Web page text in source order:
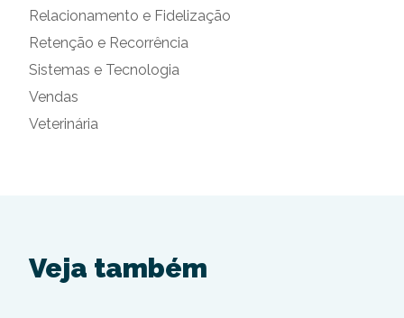
Relacionamento e Fidelização
Retenção e Recorrência
Sistemas e Tecnologia
Vendas
Veterinária
Veja também